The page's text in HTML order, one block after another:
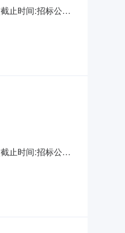
止时间:招标公告
一批资金土地治
止时间:招标公告
一批资金土地治